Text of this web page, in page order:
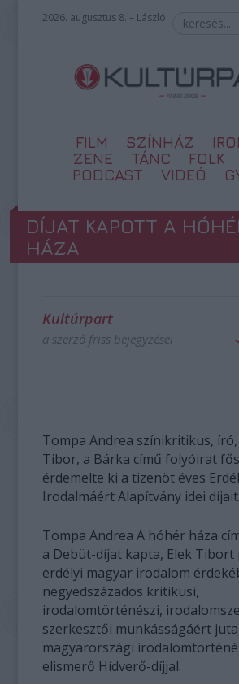
2026. augusztus 8. – László
FILM SZÍNHÁZ
ZENE
TÁNC FOLK
PODCAST
VIDEÓ
DÍJAT KAPOTT A
HÁZA
Kultúrpart
a szerző friss bejegyzései
Tompa Andrea színikritikus,
Tibor, a Bárka című folyóirat
érdemelte ki a tizenöt éves
Irodalmáért Alapítvány idei díjait.
Tompa Andrea A hóhér háza
a Debüt-díjat kapta, Elek Tibort
erdélyi magyar irodalom
negyedszázados kritikusi,
irodalomtörténészi,
szerkesztői munkásságáért
magyarországi
elismerő Hídverő-díjjal.